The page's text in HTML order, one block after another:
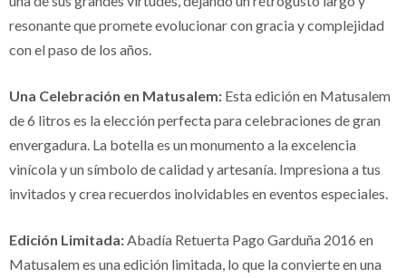
resonante que promete evolucionar con gracia y complejidad
con el paso de los años.
Una Celebración en Matusalem: Esta edición en Matusalem
de 6 litros es la elección perfecta para celebraciones de gran
envergadura. La botella es un monumento a la excelencia
vinícola y un símbolo de calidad y artesanía. Impresiona a tus
invitados y crea recuerdos inolvidables en eventos especiales.
Edición Limitada:Abadía Retuerta Pago Garduña 2016 en
Matusalem es una edición limitada, lo que la convierte en una